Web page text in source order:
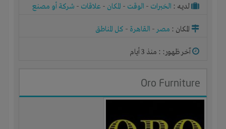
لديـه : الخبرات - الوقت - المكان - علاقات - شركة أو مصنع
المكان : مصر- القاهرة - كل المناطق
آخر ظهور: : منذ 3 أيام
Oro Furniture